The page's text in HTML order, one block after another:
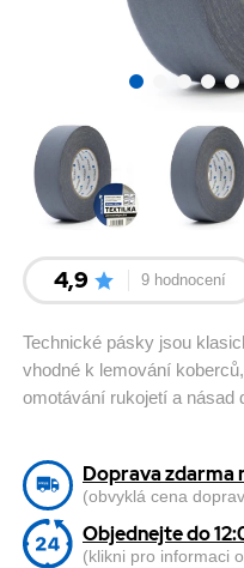
4,9 9 hodnocení
Technické pásky jsou
vhodné k lemování
omotávání rukojetí a násad
Doprava zdarma
(obvyklá cena
Objednejte do
(klikni pro informaci